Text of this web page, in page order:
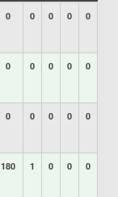
0 0 0 0 0
0 0 0 0 0
0 0 0 0 0
180 1 0 0 0